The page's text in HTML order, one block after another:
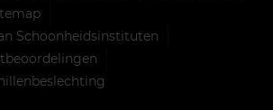
Schoonheidsinstituten